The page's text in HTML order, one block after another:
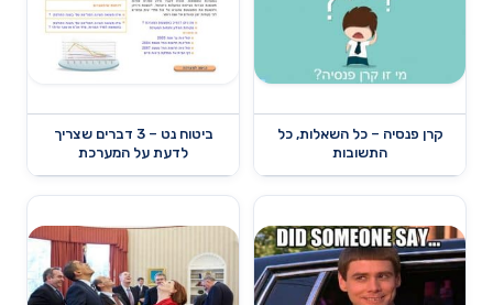
קרן פנסיה – כל השאלות, כל
התשובות
ביטוח נט – 3 דברים שצריך
לדעת על המערכת